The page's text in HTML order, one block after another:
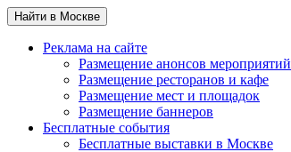
Найти в Москве
Реклама на сайте
Размещение анонсов мероприятий
Размещение ресторанов и кафе
Размещение мест и площадок
Размещение баннеров
Бесплатные события
Бесплатные выставки в Москве